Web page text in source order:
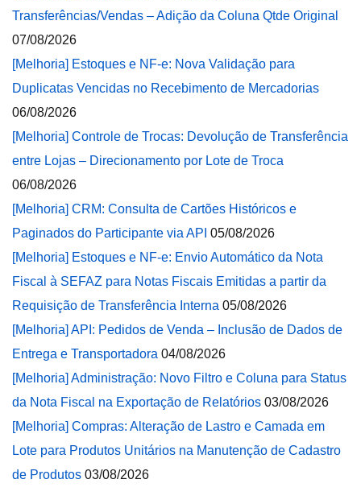
Transferências/Vendas – Adição da Coluna Qtde Original
07/08/2026
[Melhoria] Estoques e NF-e: Nova Validação para
Duplicatas Vencidas no Recebimento de Mercadorias
06/08/2026
[Melhoria] Controle de Trocas: Devolução de Transferência
entre Lojas – Direcionamento por Lote de Troca
06/08/2026
[Melhoria] CRM: Consulta de Cartões Históricos e
Paginados do Participante via API 05/08/2026
[Melhoria] Estoques e NF-e: Envio Automático da Nota
Fiscal à SEFAZ para Notas Fiscais Emitidas a partir da
Requisição de Transferência Interna 05/08/2026
[Melhoria] API: Pedidos de Venda – Inclusão de Dados de
Entrega e Transportadora 04/08/2026
[Melhoria] Administração: Novo Filtro e Coluna para Status
da Nota Fiscal na Exportação de Relatórios 03/08/2026
[Melhoria] Compras: Alteração de Lastro e Camada em
Lote para Produtos Unitários na Manutenção de Cadastro
de Produtos 03/08/2026